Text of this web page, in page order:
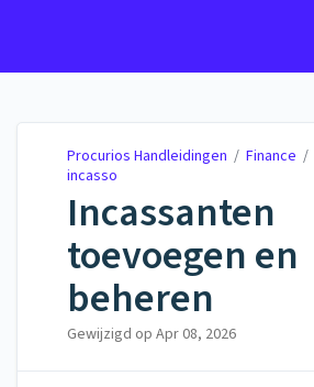
Procurios Handleidingen / Finance /
incasso
Incassanten
toevoegen en
beheren
Gewijzigd op Apr 08, 2026